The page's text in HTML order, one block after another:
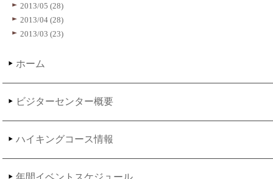
2013/05 (28)
2013/04 (28)
2013/03 (23)
ホーム
ビジターセンター概要
ハイキングコース情報
年間イベントスケジュール